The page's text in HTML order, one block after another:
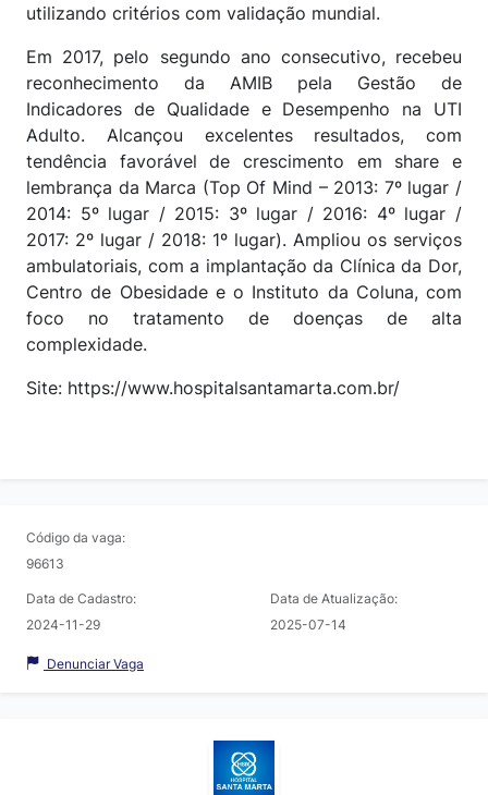
utilizando critérios com validação mundial.
Em 2017, pelo segundo ano consecutivo, recebeu
reconhecimento da AMIB pela Gestão de
Indicadores de Qualidade e Desempenho na UTI
Adulto. Alcançou excelentes resultados, com
tendência favorável de crescimento em share e
lembrança da Marca (Top Of Mind – 2013: 7º lugar /
2014: 5º lugar / 2015: 3º lugar / 2016: 4º lugar /
2017: 2º lugar / 2018: 1º lugar). Ampliou os serviços
ambulatoriais, com a implantação da Clínica da Dor,
Centro de Obesidade e o Instituto da Coluna, com
foco no tratamento de doenças de alta
complexidade.
Site: https://www.hospitalsantamarta.com.br/
Código da vaga:
96613
Data de Cadastro:
2024-11-29
Data de Atualização:
2025-07-14
Denunciar Vaga